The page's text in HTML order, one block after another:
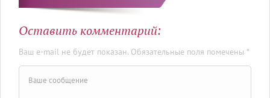
Оставить комментарий:
Ваш e-mail не будет показан. Обязательные поля помечены *